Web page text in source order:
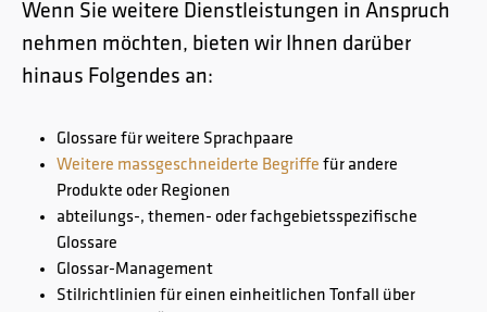
Wenn Sie weitere Dienstleistungen in Anspruch
nehmen möchten, bieten wir Ihnen darüber
hinaus Folgendes an:
Glossare für weitere Sprachpaare
Weitere massgeschneiderte Begriffe für andere
Produkte oder Regionen
abteilungs-, themen- oder fachgebietsspezifische
Glossare
Glossar-Management
Stilrichtlinien für einen einheitlichen Tonfall über